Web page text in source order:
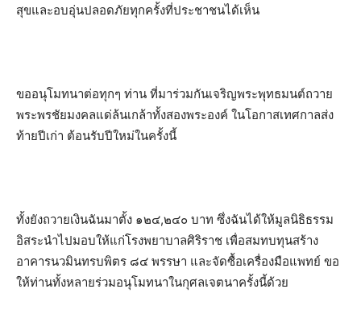
สุขและอบอุ่นปลอดภัยทุกครั้งที่ประชาชนได้เห็น
ขออนุโมทนาต่อทุกๆ ท่าน ที่มาร่วมกันเจริญพระพุทธมนต์ถวาย
พระพรชัยมงคลแด่ล้นเกล้าทั้งสองพระองค์ ในโอกาสเทศกาลส่ง
ท้ายปีเก่า ต้อนรับปีใหม่ในครั้งนี้
ทั้งยังถวายเงินฉันมาตั้ง ๑๒๔,๒๔๐ บาท ซึ่งฉันได้ให้มูลนิธิธรรม
อิสระนำไปมอบให้แก่โรงพยาบาลศิริราช เพื่อสมทบทุนสร้าง
อาคารนวมินทรบพิตร ๘๔ พรรษา และจัดซื้อเครื่องมือแพทย์ ขอ
ให้ท่านทั้งหลายร่วมอนุโมทนาในกุศลเจตนาครั้งนี้ด้วย